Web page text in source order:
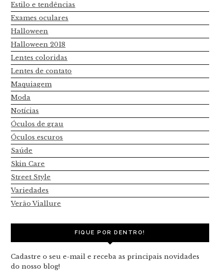
Estilo e tendências
Exames oculares
Halloween
Halloween 2018
Lentes coloridas
Lentes de contato
Maquiagem
Moda
Notícias
Óculos de grau
Óculos escuros
Saúde
Skin Care
Street Style
Variedades
Verão Viallure
FIQUE POR DENTRO!
Cadastre o seu e-mail e receba as principais novidades
do nosso blog!